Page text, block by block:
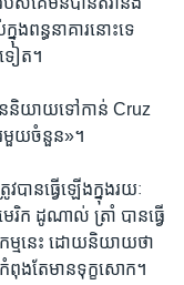
ង​ពន្ធនាគារ​នោះ​ទេ
ៀត។
និយាយ​ទៅ​កាន់ Cruz
រ​មួយ​ចំនួន‍»។
បាន​ធ្វើ​ឡើង​ក្នុង​រយៈ
រិក ដូណាល់ ត្រាំ បាន​ធ្វើ​
ម្ម​នេះ ដោយ​និយាយ​ថា
ង​តែ​មាន​ទុក្ខសោក។